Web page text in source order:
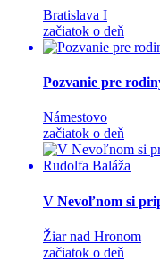
Bratislava I
začiatok o deň
Pozvanie pre
Námestovo
začiatok o deň
V Nevoľnom si
Žiar nad Hronom
začiatok o deň